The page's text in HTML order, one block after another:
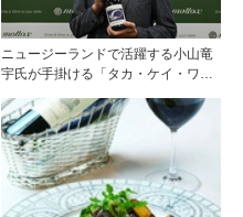
ニュージーランドで活躍する小山竜
宇氏が手掛ける「タカ・ケイ・ワイ
始